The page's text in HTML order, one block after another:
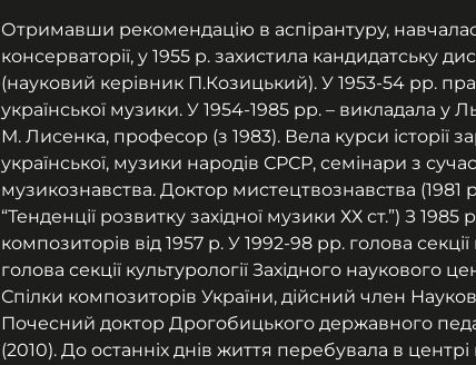
Отримавши рекомендацію в аспірантуру,
консерваторії, у 1955 р. захистила кандидатську
(науковий керівник П.Козицький). У 1953-54 рр.
української музики. У 1954-1985 рр. – викладала у
М. Лисенка, професор (з 1983). Вела курси історії
української, музики народів СРСР, семінари з
музикознавства. Доктор мистецтвознавства (1981
“Тенденції розвитку західної музики ХХ ст.”) З
композиторів від 1957 р. У 1992-98 рр. голова
голова секції культурології Західного наукового
Спілки композиторів України, дійсний член
Почесний доктор Дрогобицького державного
(2010). До останніх днів життя перебувала в